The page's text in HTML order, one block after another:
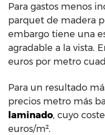
Para gastos menos
parquet de madera
embargo tiene una
agradable a la vista.
euros por metro
Para un resultado
precios metro más
laminado, cuyo
euros/m².